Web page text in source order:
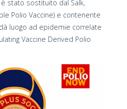
è stato sostituito dal Salk,
Polio Vaccine) e contenente
luogo ad epidemie correlate
Vaccine Derived Polio